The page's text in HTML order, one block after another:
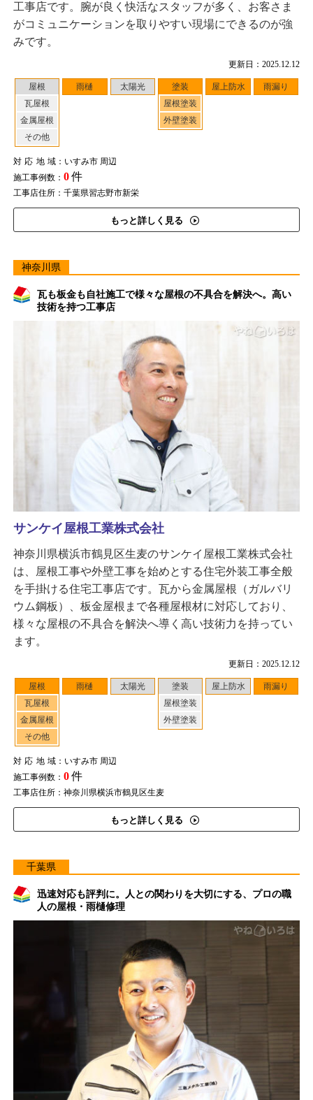
更新日：2025.12.12
屋根
瓦屋根
金属屋根
その他
雨樋 太陽光
塗装
屋根塗装
外壁塗装
屋上防水 雨漏り
対応地域：いすみ市 周辺
施工事例数： 0件
工事店住所：千葉県習志野市新栄
もっと詳しく見る
工事店です。腕が良く快活なスタッフが多く、お客さま
がコミュニケーションを取りやすい現場にできるのが強
みです。
神奈川県
瓦も板金も自社施工で様々な屋根の不具合を解決へ。高い
技術を持つ工事店
更新日：2025.12.12
屋根
瓦屋根
金属屋根
その他
雨樋 太陽光
塗装
屋根塗装
外壁塗装
屋上防水 雨漏り
対応地域：いすみ市 周辺
施工事例数： 0件
工事店住所：神奈川県横浜市鶴見区生麦
もっと詳しく見る
サンケイ屋根工業株式会社
神奈川県横浜市鶴見区生麦のサンケイ屋根工業株式会社
は、屋根工事や外壁工事を始めとする住宅外装工事全般
を手掛ける住宅工事店です。瓦から金属屋根（ガルバリ
ウム鋼板）、板金屋根まで各種屋根材に対応しており、
様々な屋根の不具合を解決へ導く高い技術力を持ってい
ます。
千葉県
迅速対応も評判に。人との関わりを大切にする、プロの職
人の屋根・雨樋修理